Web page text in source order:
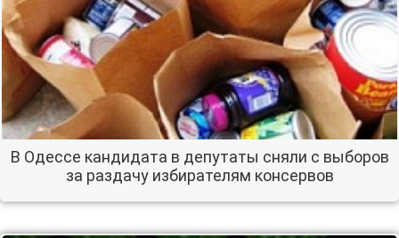
В Одессе кандидата в депутаты сняли с выборов
за раздачу избирателям консервов